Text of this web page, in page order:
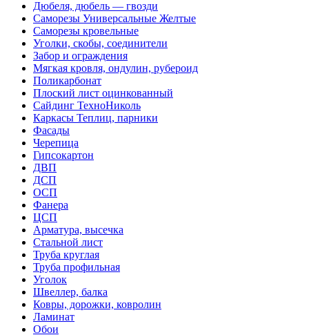
Дюбеля, дюбель — гвозди
Саморезы Универсальные Желтые
Саморезы кровельные
Уголки, скобы, соединители
Забор и ограждения
Мягкая кровля, ондулин, рубероид
Поликарбонат
Плоский лист оцинкованный
Сайдинг ТехноНиколь
Каркасы Теплиц, парники
Фасады
Черепица
Гипсокартон
ДВП
ДСП
ОСП
Фанера
ЦСП
Арматура, высечка
Стальной лист
Труба круглая
Труба профильная
Уголок
Швеллер, балка
Ковры, дорожки, ковролин
Ламинат
Обои